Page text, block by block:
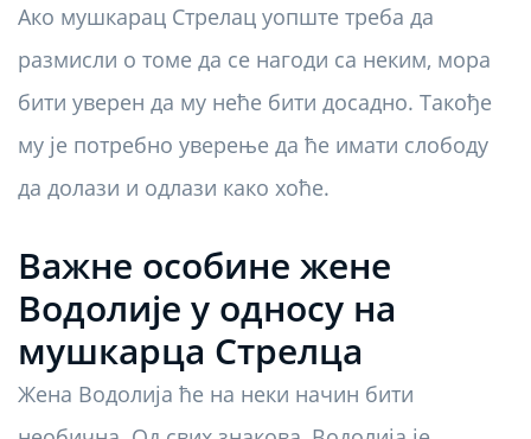
Ако мушкарац Стрелац уопште треба да
размисли о томе да се нагоди са неким, мора
бити уверен да му неће бити досадно. Такође
му је потребно уверење да ће имати слободу
да долази и одлази како хоће.
Важне особине жене
Водолије у односу на
мушкарца Стрелца
Жена Водолија ће на неки начин бити